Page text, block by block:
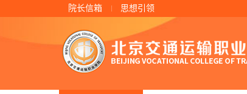
院长信箱 思想引领